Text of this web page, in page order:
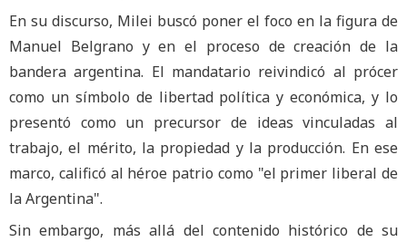
En su discurso, Milei buscó poner el foco en la figura de
Manuel Belgrano y en el proceso de creación de la
bandera argentina. El mandatario reivindicó al prócer
como un símbolo de libertad política y económica, y lo
presentó como un precursor de ideas vinculadas al
trabajo, el mérito, la propiedad y la producción. En ese
marco, calificó al héroe patrio como "el primer liberal de
la Argentina".
Sin embargo, más allá del contenido histórico de su